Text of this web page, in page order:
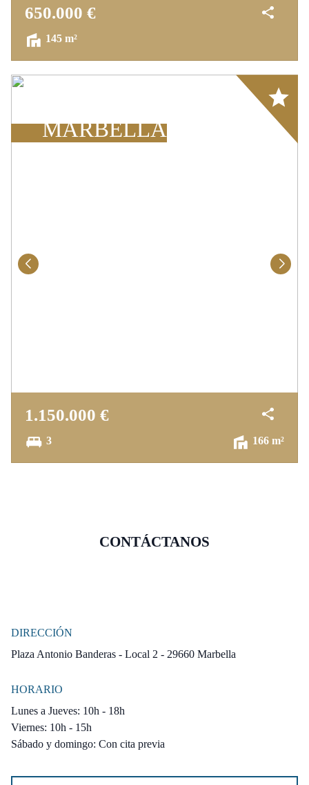
650.000 €
145 m²
MARBELLA
1.150.000 €
3 166 m²
CONTÁCTANOS
DIRECCIÓN
Plaza Antonio Banderas - Local 2 - 29660 Marbella
HORARIO
Lunes a Jueves: 10h - 18h
Viernes: 10h - 15h
Sábado y domingo: Con cita previa